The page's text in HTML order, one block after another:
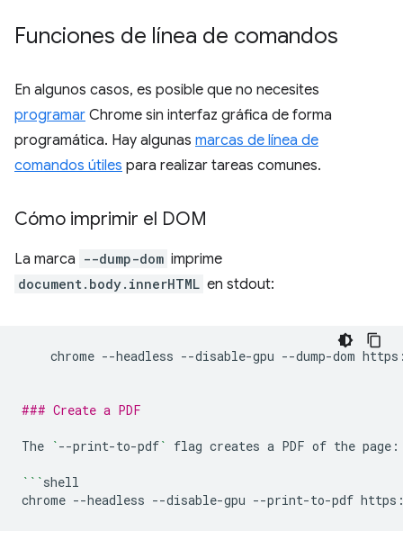
Funciones de línea de comandos
En algunos casos, es posible que no necesites
programar Chrome sin interfaz gráfica de forma
programática. Hay algunas marcas de línea de
comandos útiles para realizar tareas comunes.
Cómo imprimir el DOM
La marca --dump-dom imprime
document.body.innerHTML en stdout:
chrome --headless --disable-gpu --dump-dom
### Create a PDF
The `--print-to-pdf` flag creates a PDF of the page:
```shell
chrome --headless --disable-gpu --print-to-pdf